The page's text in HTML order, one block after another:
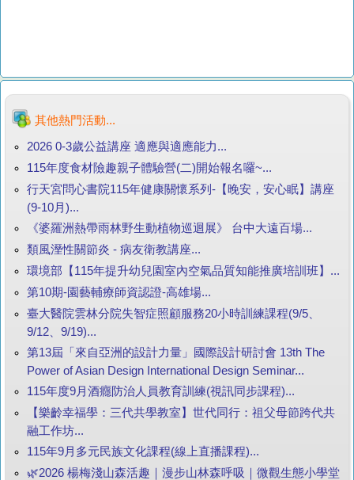
其他熱門活動...
2026 0-3歲公益講座 適應與適應能力...
115年度食材險趣親子體驗營(二)開始報名囉~...
行天宮問心書院115年健康關懷系列-【晚安，安心眠】講座
(9-10月)...
《婆羅洲熱帶雨林野生動植物巡迴展》 台中大遠百場...
類風溼性關節炎 - 病友衛教講座...
環境部【115年提升幼兒園室內空氣品質知能推廣培訓班】...
第10期-園藝輔療師資認證-高雄場...
臺大醫院雲林分院失智症照顧服務20小時訓練課程(9/5、
9/12、9/19)...
第13屆「來自亞洲的設計力量」國際設計研討會 13th The
Power of Asian Design International Design Seminar...
115年度9月酒癮防治人員教育訓練(視訊同步課程)...
【樂齡幸福學：三代共學教室】世代同行：祖父母節跨代共
融工作坊...
115年9月多元民族文化課程(線上直播課程)...
🌿2026 楊梅淺山森活趣｜漫步山林森呼吸｜微觀生態小學堂